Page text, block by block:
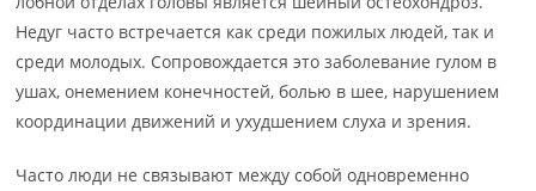
Недуг часто встречается как среди пожилых людей, так и
среди молодых. Сопровождается это заболевание гулом в
ушах, онемением конечностей, болью в шее, нарушением
координации движений и ухудшением слуха и зрения.
Часто люди не связывают между собой одновременно